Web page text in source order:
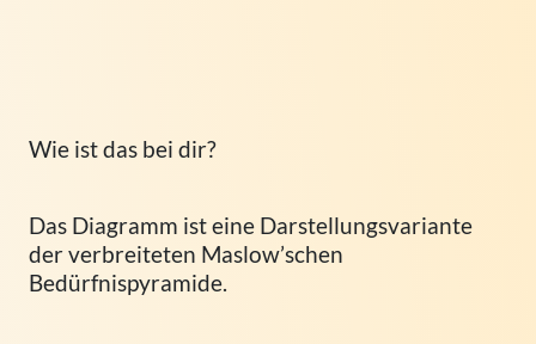
Wie ist das bei dir?
Das Diagramm ist eine Darstellungsvariante
der verbreiteten Maslow’schen
Bedürfnispyramide.